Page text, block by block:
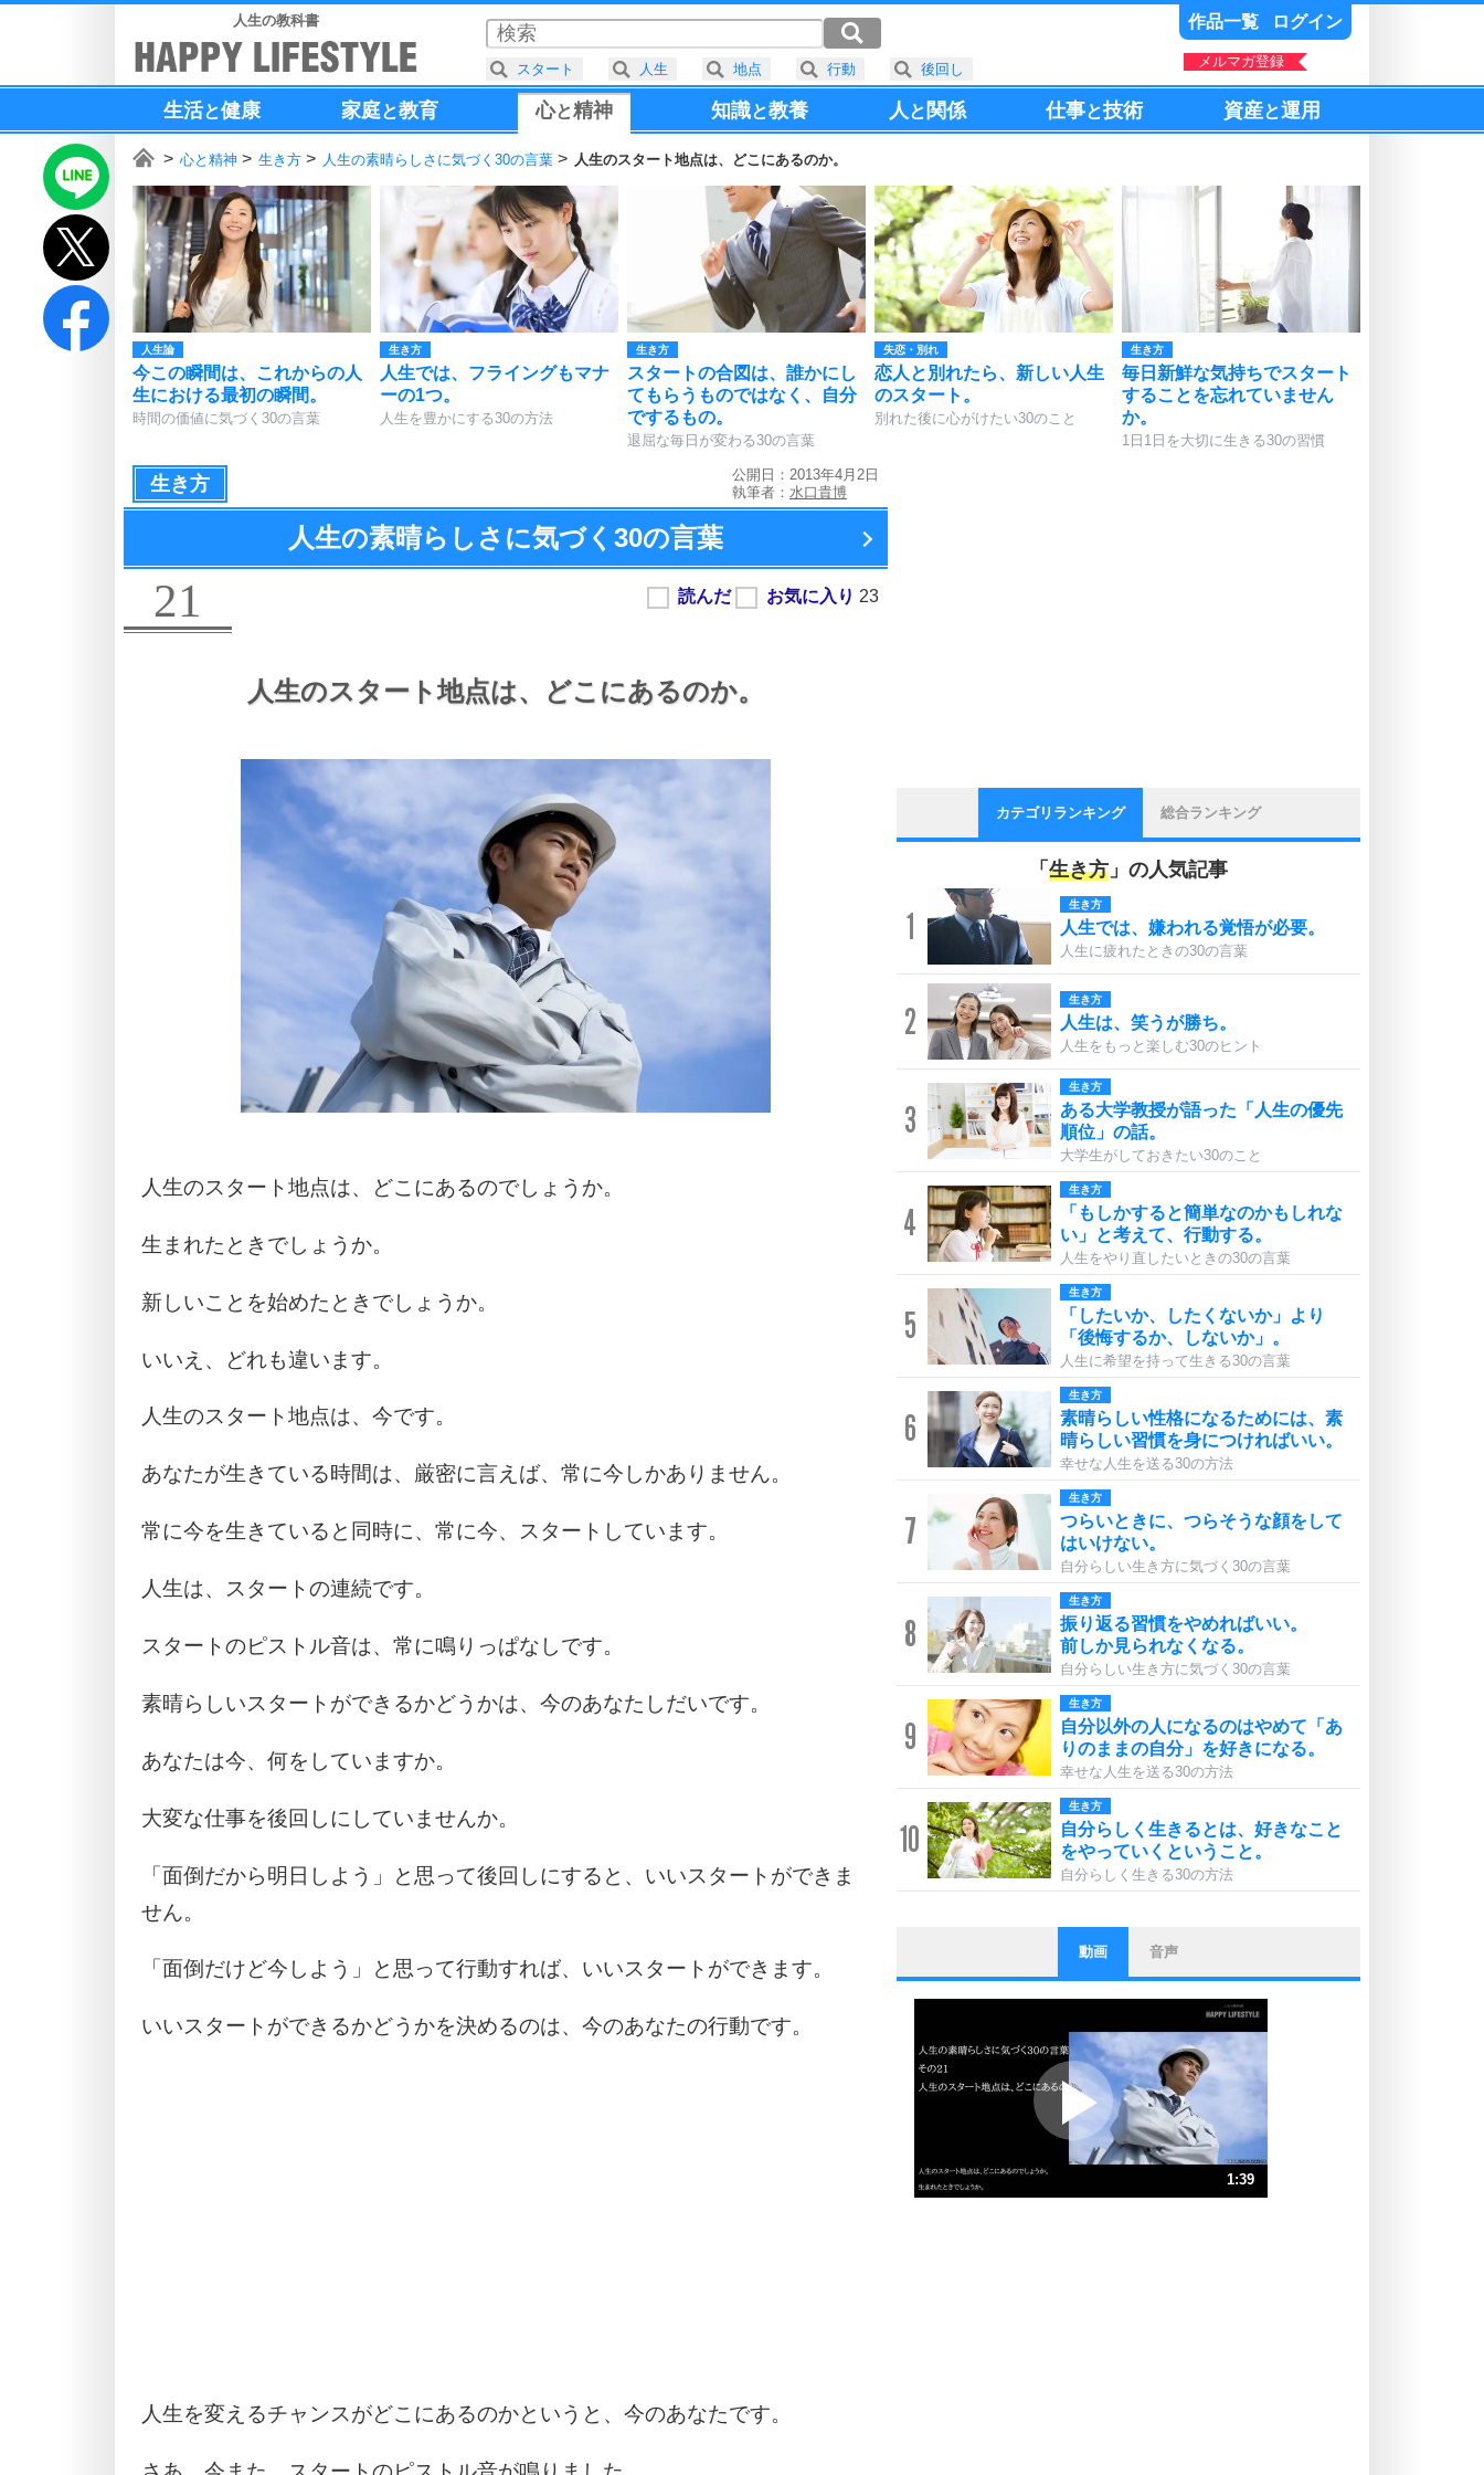
人生の教科書 作品一覧 ログイン
メルマガ登録
生活と健康 家庭と教育 心と精神 知識と教養 人と 関係 仕事と技術 資産と運用
心と精神 生き方 人生の素晴らしさに気づく30の言葉 人生のスタート地点は、どこにあるのか。
人生論
今この瞬間は、これからの人
生における最初の瞬間。
時間の価値に気づく30の言葉
生き方
人生では、フライングもマナ
ーの1つ。
人生を豊かにする30の方法
生き方
スタートの合図は、誰かにし
てもらうものではなく、自分
でするもの。
退屈な毎日が変わる30の言葉
失恋・別れ
恋人と別れたら、新しい人生
のスタート。
別れた後に心がけたい30のこと
生き方
毎日新鮮な気持ちでスタート
することを忘れていません
か。
1日1日を大切に生きる30の習慣
生き方
公開日：2013年4月2日
執筆者： 水口貴博
人生の素晴らしさに気づく 30の言葉
21
人生のスタート地点は、 どこにあるのか。
人生のスタート地点は、どこにあるのでしょうか。
生まれたときでしょうか。
新しいことを始めたときでしょうか。
いいえ、どれも違います。
人生のスタート地点は、今です。
あなたが生きている時間は、厳密に言えば、常に今しかありません。
常に今を生きていると同時に、常に今、スタートしています。
人生は、スタートの連続です。
スタートのピストル音は、常に鳴りっぱなしです。
素晴らしいスタートができるかどうかは、今のあなたしだいです。
あなたは今、何をしていますか。
大変な仕事を後回しにしていませんか。
「面倒だから明日しよう」と思って後回しにすると、いいスタートができま
せん。
「面倒だけど今しよう」と思って行動すれば、いいスタートができます。
いいスタートができるかどうかを決めるのは、今のあなたの行動です。
人生を変えるチャンスがどこにあるのかというと、今のあなたです。
カテゴリランキング 総合ランキング
「 生き方 」の人気記事
1
生き方
人生では、嫌われる覚悟が必要。
人生に疲れたときの30の言葉
2
生き方
人生は、笑うが勝ち。
人生をもっと楽しむ30のヒント
3
生き方
ある大学教授が語った「人生の優先
順位」の話。
大学生がしておきたい30のこと
4
生き方
「もしかすると簡単なのかもしれな
い」と考えて、行動する。
人生をやり直したいときの30の言葉
5
生き方
「したいか、したくないか」より
「後悔するか、しないか」。
人生に希望を持って生きる30の言葉
6
生き方
素晴らしい性格になるためには、素
晴らしい習慣を身につければいい。
幸せな人生を送る30の方法
7
生き方
つらいときに、つらそうな顔をして
はいけない。
自分らしい生き方に気づく30の言葉
8
生き方
振り返る習慣をやめればいい。
前しか見られなくなる。
自分らしい生き方に気づく30の言葉
9
生き方
自分以外の人になるのはやめて「あ
りのままの自分」を好きになる。
幸せな人生を送る30の方法
10
生き方
自分らしく生きるとは、好きなこと
をやっていくということ。
自分らしく生きる30の方法
1
ストレス対策
他人と比べない。
いっそのこと、他人を見ない。
プラス思考
ポジティブになれない原因は、行動
しないから。
ポジティブ思考になる30の方法
3
ストレス対策
動画 音声
1:39
スタート 人生 地点 行動 後回し